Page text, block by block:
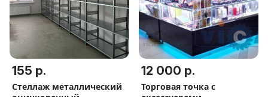
155 р.
Стеллаж металлический
12 000 р.
Торговая точка с